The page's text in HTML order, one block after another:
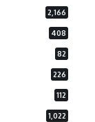
2,166
408
82
226
112
1,022